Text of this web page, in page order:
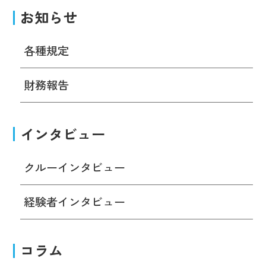
お知らせ
各種規定
財務報告
インタビュー
クルーインタビュー
経験者インタビュー
コラム